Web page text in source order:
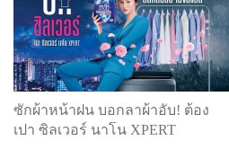
ซักผ้าหน้าฝน บอกลาผ้าอับ! ต้อง
เปา ซิลเวอร์ นาโน XPERT